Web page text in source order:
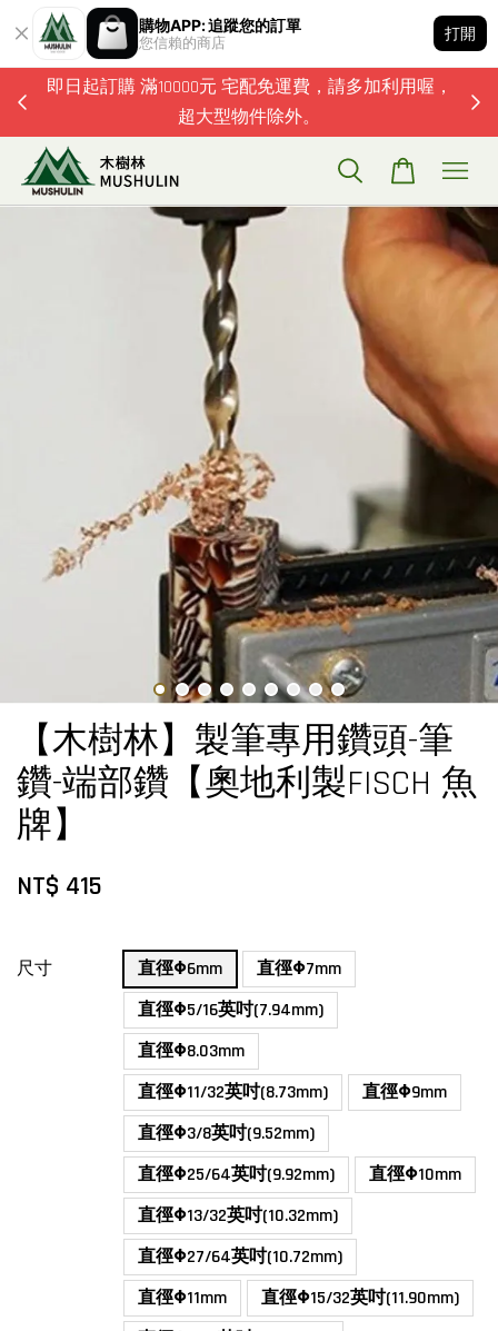
購物APP: 追蹤您的訂單
您信賴的商店
打開
即日起訂購 滿10000元 宅配免運費，請多加利用喔，
超大型物件除外。
【木樹林】製筆專用鑽頭-筆
鑽-端部鑽【奧地利製FISCH 魚
牌】
NT$ 415
尺寸 直徑Φ6mm
直徑Φ7mm
直徑Φ5/16英吋(7.94mm)
直徑Φ8.03mm
直徑Φ11/32英吋(8.73mm)
直徑Φ9mm
直徑Φ3/8英吋(9.52mm)
直徑Φ25/64英吋(9.92mm)
直徑Φ10mm
直徑Φ13/32英吋(10.32mm)
直徑Φ27/64英吋(10.72mm)
直徑Φ11mm
直徑Φ15/32英吋(11.90mm)